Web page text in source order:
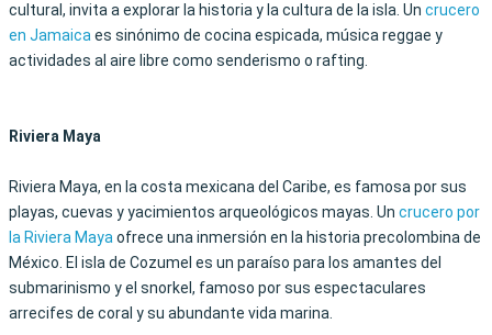
cultural, invita a explorar la historia y la cultura de la isla. Un crucero
en Jamaicaes sinónimo de cocina espicada, música reggae y
actividades al aire libre como senderismo o rafting.
Riviera Maya
Riviera Maya, en la costa mexicana del Caribe, es famosa por sus
playas, cuevas y yacimientos arqueológicos mayas. Un crucero por
la Riviera Mayaofrece una inmersión en la historia precolombina de
México. El isla de Cozumel es un paraíso para los amantes del
submarinismo y el snorkel, famoso por sus espectaculares
arrecifes de coral y su abundante vida marina.